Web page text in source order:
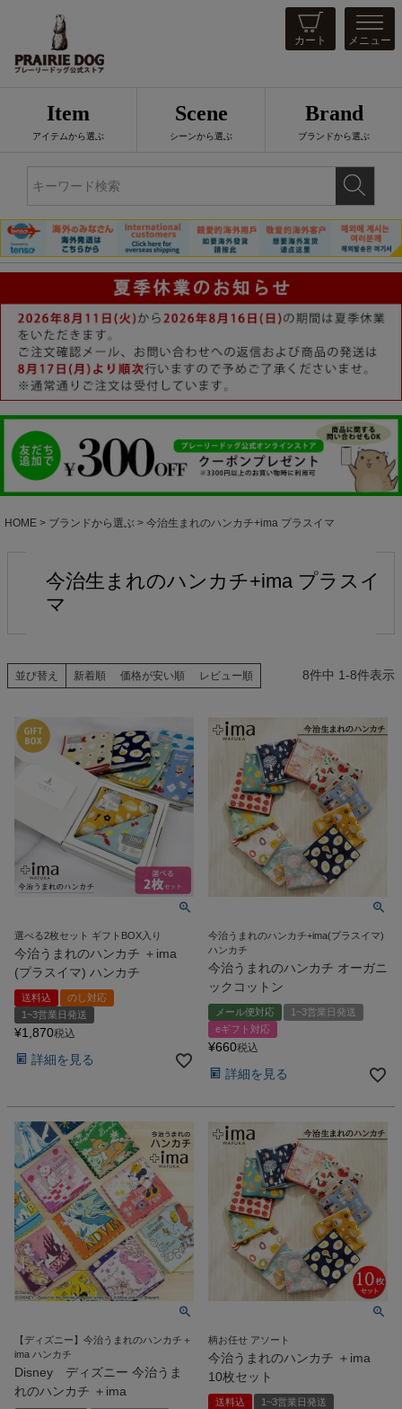
カート メニュー
Item
アイテムから選ぶ
Scene
シーンから選ぶ
Brand
ブランドから選ぶ
HOME ブランドから選ぶ 今治生まれのハンカチ+ima プラスイマ
検索
今治生まれのハンカチ+ima プラスイ
マ
並び替え 新着順 価格が安い順 レビュー順 8件中 1-8件表示
選べる2枚セット ギフトBOX入り
今治うまれのハンカチ ＋ima
(プラスイマ) ハンカチ
送料込
のし対応
1~3営業日発送
¥1,870税込
詳細を見る
今治うまれのハンカチ+ima(プラスイマ)
ハンカチ
今治うまれのハンカチ オーガニ
ックコットン
メール便対応
1~3営業日発送
eギフト対応
¥660税込
詳細を見る
【ディズニー】今治うまれのハンカチ＋
ima ハンカチ
Disney ディズニー 今治うま
れのハンカチ ＋ima
柄お任せ アソート
今治うまれのハンカチ ＋ima
10枚セット
送料込 1~3営業日発送